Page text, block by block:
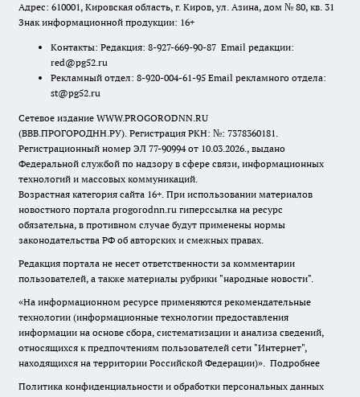
Адрес: 610001, Кировская область, г. Киров, ул. Азина, дом № 80, кв. 31
Знак информационной продукции: 16+
Контакты: Редакция: 8-927-669-90-87 Email редакции:
red@pg52.ru
Рекламный отдел: 8-920-004-61-95 Email рекламного отдела:
st@pg52.ru
Сетевое издание WWW.PROGORODNN.RU
(ВВВ.ПРОГОРОДНН.РУ). Регистрация РКН: №: 7378360181.
Регистрационный номер ЭЛ 77-90994 от 10.03.2026., выдано
Федеральной службой по надзору в сфере связи, информационных
технологий и массовых коммуникаций.
Возрастная категория сайта 16+. При использовании материалов
новостного портала progorodnn.ru гиперссылка на ресурс
обязательна, в противном случае будут применены нормы
законодательства РФ об авторских и смежных правах.
Редакция портала не несет ответственности за комментарии
пользователей, а также материалы рубрики "народные новости".
«На информационном ресурсе применяются рекомендательные
технологии (информационные технологии предоставления
информации на основе сбора, систематизации и анализа сведений,
относящихся к предпочтениям пользователей сети "Интернет",
находящихся на территории Российской Федерации)». Подробнее
Политика конфиденциальности и обработки персональных данных